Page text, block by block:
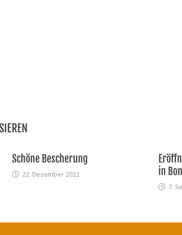
Schöne Bescherung
22. Dezember 2022
in
7.